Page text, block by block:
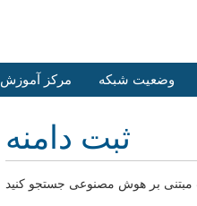
مرکز آموزش وضعیت شبکه
ثبت دامنه